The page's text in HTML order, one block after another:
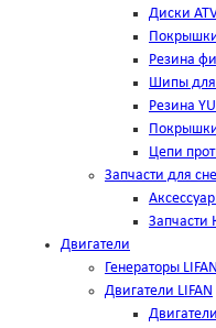
Диски
Резина
Шипы
Резина
Покрышки
Цепи
Запчасти для
Двигатели
Генераторы LIFAN
Двигатели LIFAN